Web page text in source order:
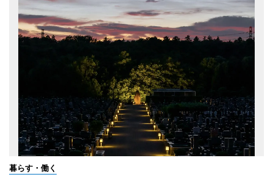
暮らす・働く